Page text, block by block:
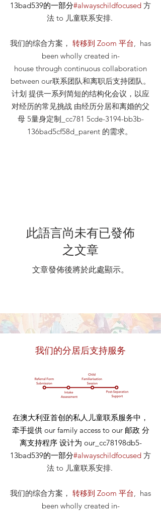
13bad539的一部分#alwayschildfocused 方
法to 儿童联系安排.
我们的综合方案， 转移到 Zoom 平台, has
been wholly created in-
house through continuous collaboration
between our联系团队和离职后支持团队。
计划 提供一系列简短的结构化会议，以应
对经历的常见挑战 由经历分居和离婚的父
母 5量身定制_cc781 5cde-3194-bb3b-
136bad5cf58d_parent 的需求。
此語言尚未有已發佈
之文章
文章發佈後將於此處顯示。
我们的分居后支持服务
在澳大利亚首创的私人儿童联系服务中，
牵手提供 our family access to our 邮政 分
离支持程序 设计为 our_cc78198db5-
13bad539的一部分#alwayschildfocused 方
法to 儿童联系安排.
我们的综合方案， 转移到 Zoom 平台, has
been wholly created in-